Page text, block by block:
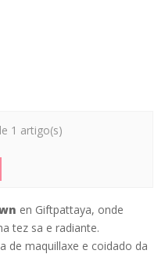
1 artigo(s)
en Giftpattaya, onde
tez sa e radiante.
de maquillaxe e coidado da